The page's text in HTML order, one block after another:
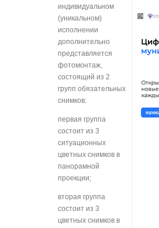
индивидуальном
(уникальном)
исполнении
дополнительно
представляется
фотомонтаж,
состоящий из 2
групп обязательных
снимков:
первая группа
состоит из 3
ситуационных
цветных снимков в
панорамной
проекции;
вторая группа
состоит из 3
цветных снимков в